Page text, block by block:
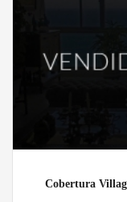
Cobertura